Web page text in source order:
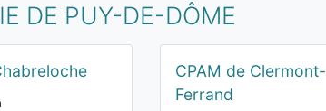
DE PUY-DE-DÔME
CPAM de Clermont-
Ferrand